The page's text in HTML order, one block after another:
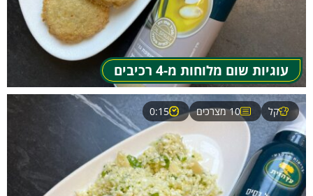
עוגיות שום מלוחות מ-4 רכיבים
קל 10 מצרכים 0:15